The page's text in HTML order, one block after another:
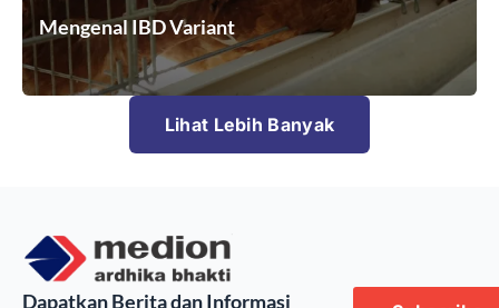
Lihat Lebih Banyak
Mengenal IBD Variant
Dapatkan Berita dan Informasi